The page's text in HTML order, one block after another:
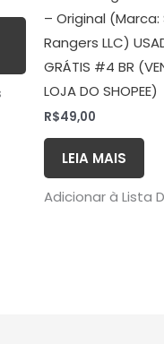
– Original (Marca:
Rangers LLC)
GRÁTIS #4 BR
LOJA DO SHOPEE)
R$49,00
LEIA MAIS
Adicionar à Lista